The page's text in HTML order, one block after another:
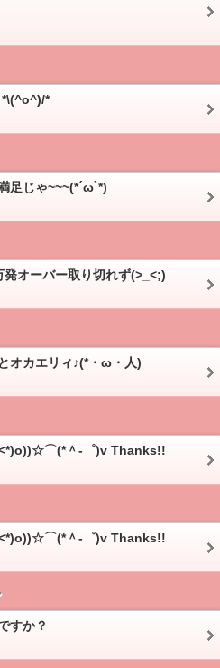
*\(^o^)/*
足じゃ~~~(*´ω`*)
オーバー取り切れず(>_<;)
オカエリィ♪(*・ω・人)
＾-゜)v Thanks!!
＾-゜)v Thanks!!
すか？